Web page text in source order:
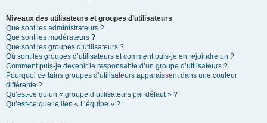
Niveaux des utilisateurs et groupes d’utilisateurs
Que sont les administrateurs ?
Que sont les modérateurs ?
Que sont les groupes d’utilisateurs ?
Où sont les groupes d’utilisateurs et comment puis-je en rejoindre un ?
Comment puis-je devenir le responsable d’un groupe d’utilisateurs ?
Pourquoi certains groupes d’utilisateurs apparaissent dans une couleur
différente ?
Qu’est-ce qu’un « groupe d’utilisateurs par défaut » ?
Qu’est-ce que le lien « L’équipe » ?